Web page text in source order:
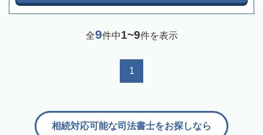
全9件中1~9件を表示
1
相続対応可能な司法書士をお探しなら